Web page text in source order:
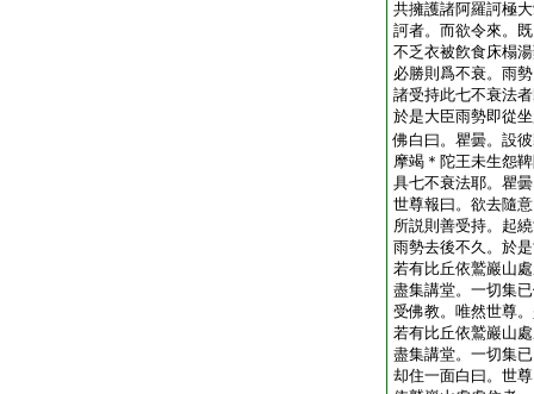
共擁護諸阿羅訶極
訶者。而欲令來。
不乏衣被飮食床榻
必勝則爲不衰。雨
諸受持此七不衰法
於是大臣雨勢即從
佛白曰。瞿曇。設
摩竭＊陀王未生怨
具七不衰法耶。瞿
世尊報曰。欲去隨
所説則善受持。起
雨勢去後不久。於
若有比丘依鷲巖山
盡集講堂。一切集
受佛教。唯然世尊
若有比丘依鷲巖山
盡集講堂。一切集
却住一面白曰。世